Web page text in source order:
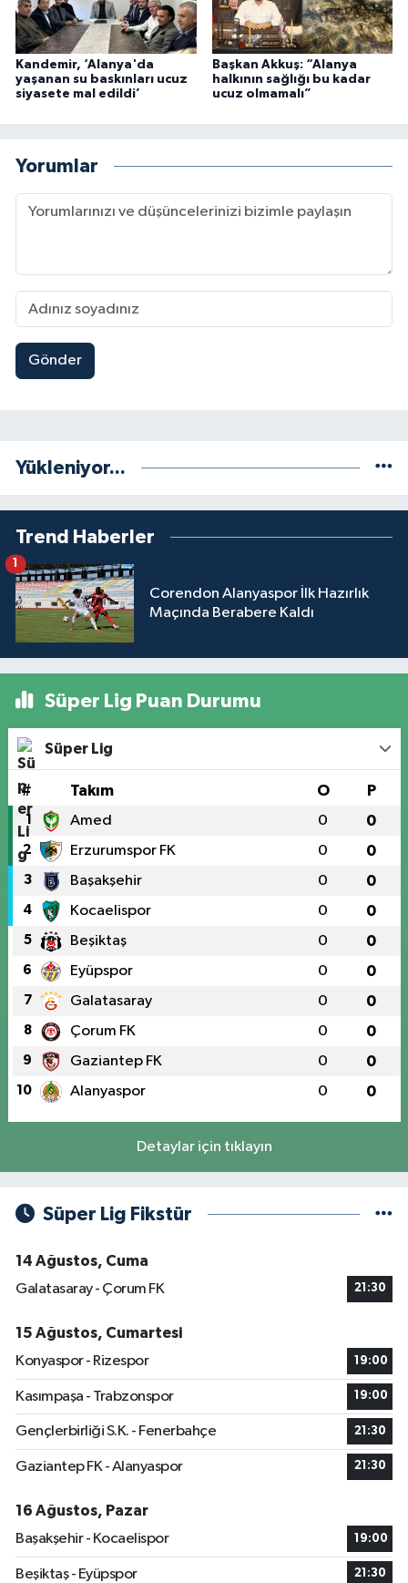
Kandemir, ‘Alanya'da
yaşanan su baskınları ucuz
siyasete mal edildi’
Başkan Akkuş: “Alanya
halkının sağlığı bu kadar
ucuz olmamalı”
Yorumlar
Gönder
Yükleniyor...
Trend Haberler
Corendon Alanyaspor İlk Hazırlık
Maçında Berabere Kaldı
1
Süper Lig Puan Durumu
Süper Lig
# Takım O P
1 Amed 0 0
2 Erzurumspor FK 0 0
3 Başakşehir 0 0
4 Kocaelispor 0 0
5 Beşiktaş 0 0
6 Eyüpspor 0 0
7 Galatasaray 0 0
8 Çorum FK 0 0
9 Gaziantep FK 0 0
10 Alanyaspor 0 0
Detaylar için tıklayın
Süper Lig Fikstür
14 Ağustos, Cuma
Galatasaray - Çorum FK
21:30
15 Ağustos, Cumartesi
Konyaspor - Rizespor
19:00
Kasımpaşa - Trabzonspor 19:00
Gençlerbirliği S.K. - Fenerbahçe 21:30
Gaziantep FK - Alanyaspor 21:30
16 Ağustos, Pazar
Başakşehir - Kocaelispor
19:00
Beşiktaş - Eyüpspor 21:30